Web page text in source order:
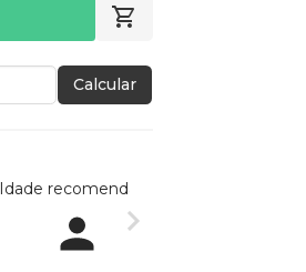
Calcular
Idade recomendada